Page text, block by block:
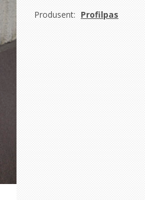
Produsent: Profilpas